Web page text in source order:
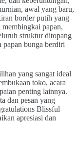
awal yang baru,
border putih yang
papan,
struktur ditopang
bunga berdiri
yang sangat ideal
toko, acara
penting lainnya.
dan pesan yang
Blissful
apresiasi dan